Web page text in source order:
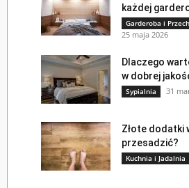
każdej
Garderoba i
25 maja 2026
Dlaczego
w dobrej
Sypialnia 31
Złote dodatki
przesadzić?
Kuchnia i Jadalnia